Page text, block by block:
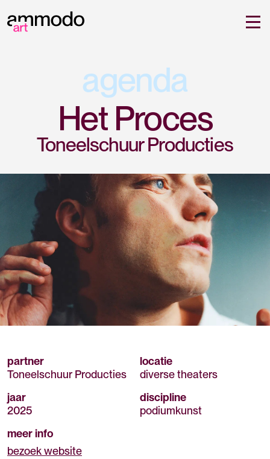
agenda
Het Proces
Toneelschuur Producties
partner
Toneelschuur Producties
locatie
diverse theaters
jaar
2025
discipline
podiumkunst
meer info
bezoek website